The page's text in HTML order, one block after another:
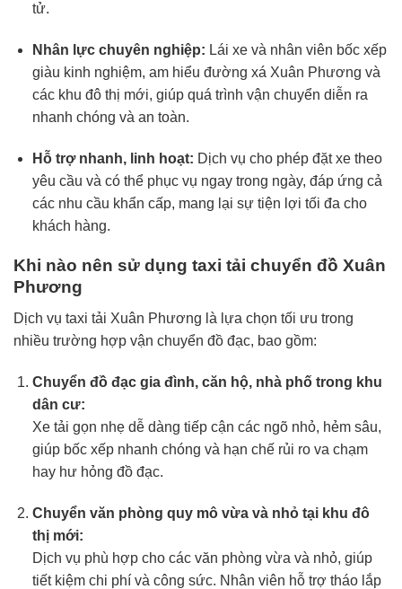
tử.
Nhân lực chuyên nghiệp: Lái xe và nhân viên bốc xếp
giàu kinh nghiệm, am hiểu đường xá Xuân Phương và
các khu đô thị mới, giúp quá trình vận chuyển diễn ra
nhanh chóng và an toàn.
Hỗ trợ nhanh, linh hoạt: Dịch vụ cho phép đặt xe theo
yêu cầu và có thể phục vụ ngay trong ngày, đáp ứng cả
các nhu cầu khẩn cấp, mang lại sự tiện lợi tối đa cho
khách hàng.
Khi nào nên sử dụng taxi tải chuyển đồ Xuân
Phương
Dịch vụ taxi tải Xuân Phương là lựa chọn tối ưu trong
nhiều trường hợp vận chuyển đồ đạc, bao gồm:
Chuyển đồ đạc gia đình, căn hộ, nhà phố trong khu
dân cư:
Xe tải gọn nhẹ dễ dàng tiếp cận các ngõ nhỏ, hẻm sâu,
giúp bốc xếp nhanh chóng và hạn chế rủi ro va chạm
hay hư hỏng đồ đạc.
Chuyển văn phòng quy mô vừa và nhỏ tại khu đô
thị mới:
Dịch vụ phù hợp cho các văn phòng vừa và nhỏ, giúp
tiết kiệm chi phí và công sức. Nhân viên hỗ trợ tháo lắp